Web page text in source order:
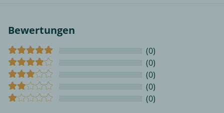
Bewertungen
(0)
(0)
(0)
(0)
(0)